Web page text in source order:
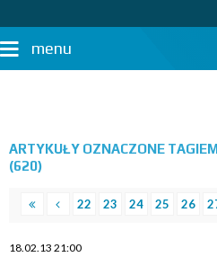
menu
ARTYKUŁY OZNACZONE
(620)
22 23 24 25 26
18.02.13 21:00